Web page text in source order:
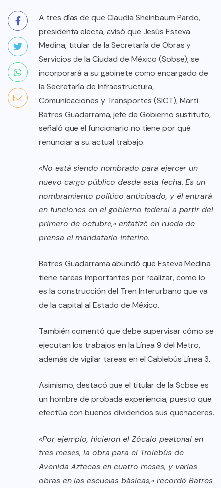
A tres días de que Claudia Sheinbaum Pardo,
presidenta electa, avisó que Jesús Esteva
Medina, titular de la Secretaría de Obras y
Servicios de la Ciudad de México (Sobse), se
incorporará a su gabinete como encargado de
la Secretaría de Infraestructura,
Comunicaciones y Transportes (SICT), Martí
Batres Guadarrama, jefe de Gobierno sustituto,
señaló que el funcionario no tiene por qué
renunciar a su actual trabajo.
«No está siendo nombrado para ejercer un
nuevo cargo público desde esta fecha. Es un
nombramiento político anticipado, y él entrará
en funciones en el gobierno federal a partir del
primero de octubre,» enfatizó en rueda de
prensa el mandatario interino.
Batres Guadarrama abundó que Esteva Medina
tiene tareas importantes por realizar, como lo
es la construcción del Tren Interurbano que va
de la capital al Estado de México.
También comentó que debe supervisar cómo se
ejecutan los trabajos en la Línea 9 del Metro,
además de vigilar tareas en el Cablebús Línea 3.
Asimismo, destacó que el titular de la Sobse es
un hombre de probada experiencia, puesto que
efectúa con buenos dividendos sus quehaceres.
«Por ejemplo, hicieron el Zócalo peatonal en
tres meses, la obra para el Trolebús de
Avenida Aztecas en cuatro meses, y varias
obras en las escuelas básicas,» recordó Batres